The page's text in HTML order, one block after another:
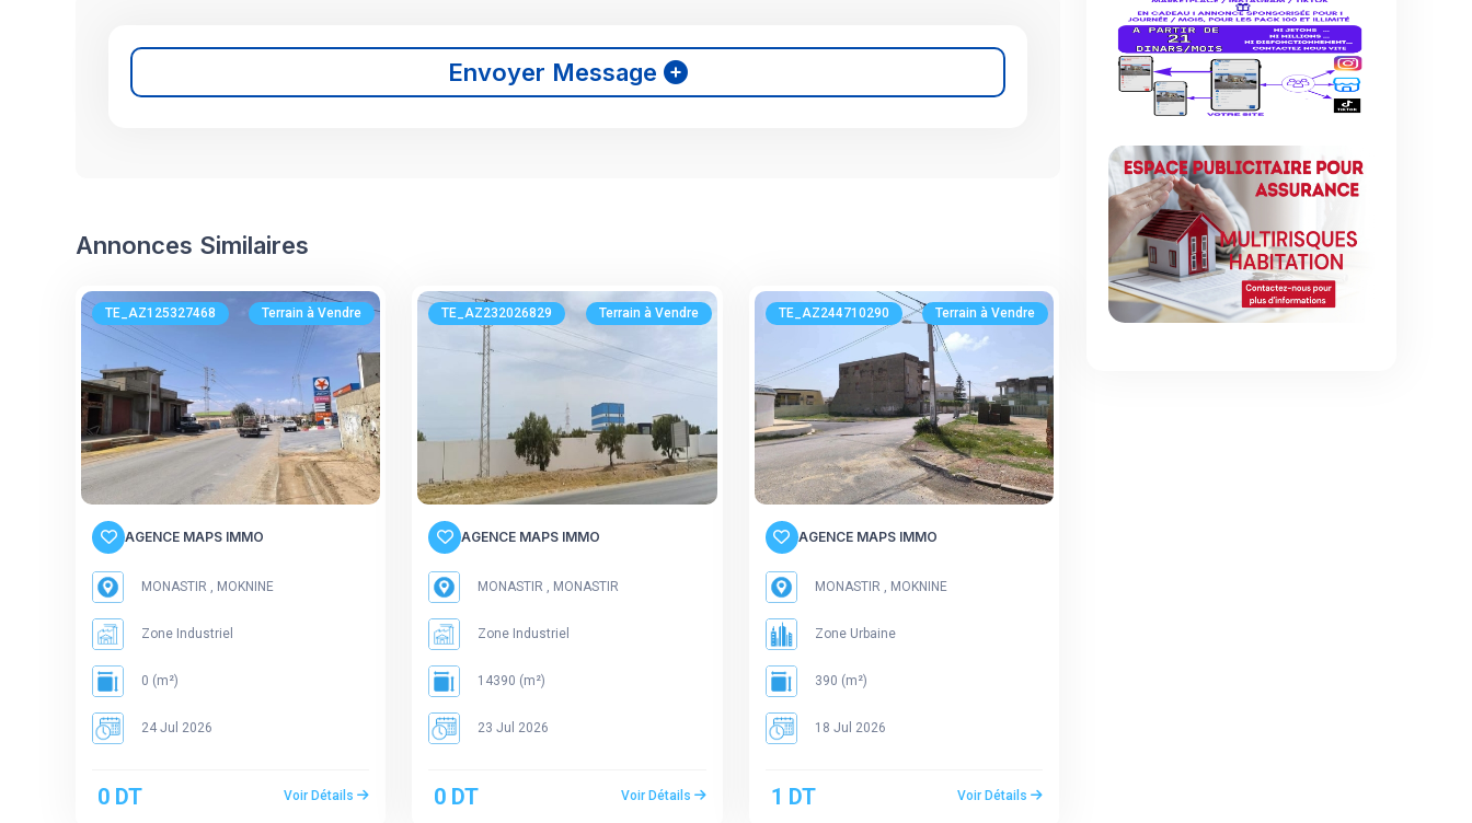
Envoyer Message
Annonces Similaires
TE_AZ125327468 Terrain à Vendre
AGENCE MAPS IMMO
MONASTIR , MOKNINE
Zone Industriel
0 (m²)
24 Jul 2026
0 DT Voir Détails
TE_AZ232026829 Terrain à Vendre
AGENCE MAPS IMMO
MONASTIR , MONASTIR
Zone Industriel
14390 (m²)
23 Jul 2026
0 DT Voir Détails
TE_AZ244710290 Terrain à Vendre
AGENCE MAPS IMMO
MONASTIR , MOKNINE
Zone Urbaine
390 (m²)
18 Jul 2026
1 DT Voir Détails